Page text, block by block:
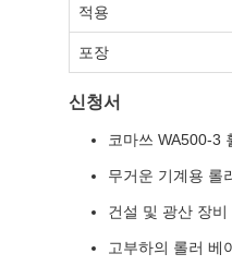
적용
포장
신청서
코마쓰 WA500-3
무거운 기계용 롤
건설 및 광산 장비
고부하의 롤러 베